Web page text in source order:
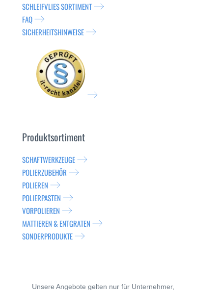
SCHLEIFVLIES SORTIMENT
FAQ
SICHERHEITSHINWEISE
Produktsortiment
SCHAFTWERKZEUGE
POLIERZUBEHÖR
POLIEREN
POLIERPASTEN
VORPOLIEREN
MATTIEREN & ENTGRATEN
SONDERPRODUKTE
Unsere Angebote gelten nur für Unternehmer,